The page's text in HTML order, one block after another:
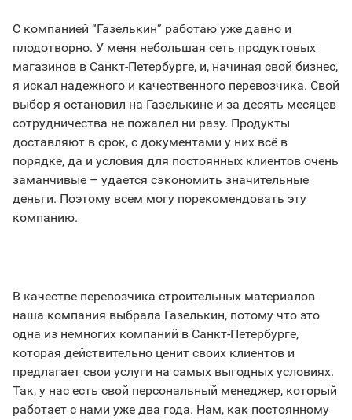
С компанией “Газелькин” работаю уже давно и
плодотворно. У меня небольшая сеть продуктовых
магазинов в Санкт-Петербурге, и, начиная свой бизнес,
я искал надежного и качественного перевозчика. Свой
выбор я остановил на Газелькине и за десять месяцев
сотрудничества не пожалел ни разу. Продукты
доставляют в срок, с документами у них всё в
порядке, да и условия для постоянных клиентов очень
заманчивые – удается сэкономить значительные
деньги. Поэтому всем могу порекомендовать эту
компанию.
В качестве перевозчика строительных материалов
наша компания выбрала Газелькин, потому что это
одна из немногих компаний в Санкт-Петербурге,
которая действительно ценит своих клиентов и
предлагает свои услуги на самых выгодных условиях.
Так, у нас есть свой персональный менеджер, который
работает с нами уже два года. Нам, как постоянному